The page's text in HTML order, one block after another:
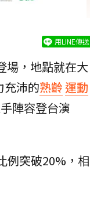
用LINE傳送
場，地點就在大
充沛的熟齡運動
陣容登台演
例突破20%，相